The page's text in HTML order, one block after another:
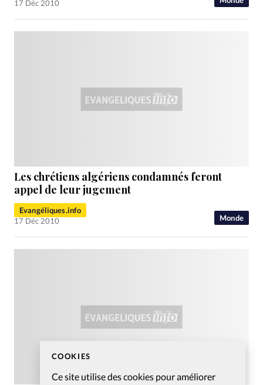
COOKIES
Ce site utilise des cookies pour améliorer
17 Déc 2010
Monde
Les chrétiens algériens condamnés feront
appel de leur jugement
Evangéliques.info
17 Déc 2010